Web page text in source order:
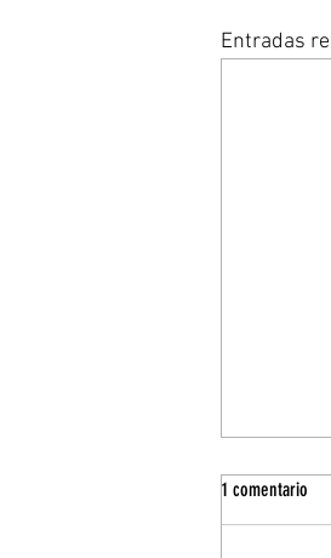
Entradas
1 comentario